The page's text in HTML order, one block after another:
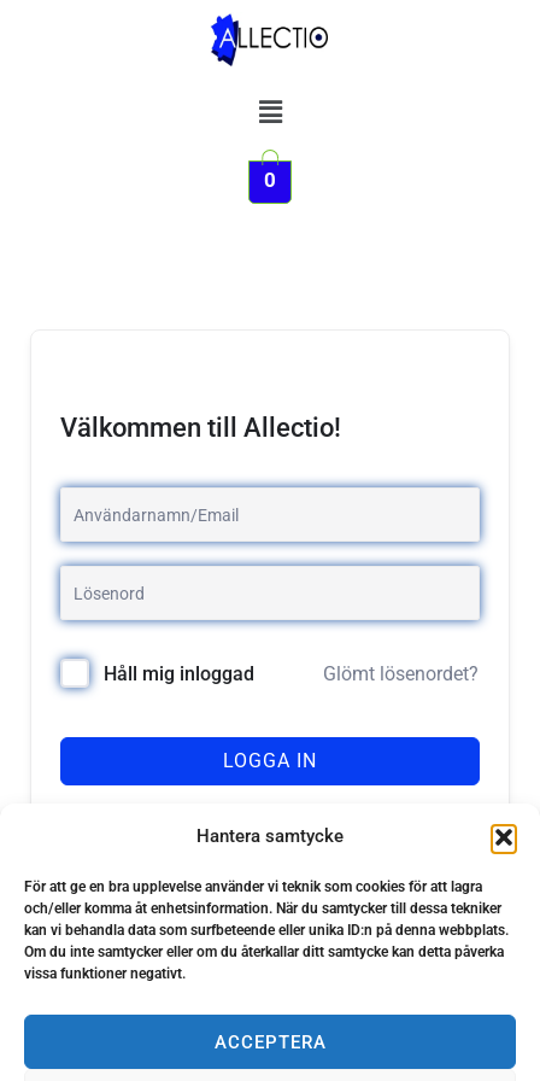
Hantera samtycke
För att ge en bra upplevelse använder vi teknik som cookies för att lagra
och/eller komma åt enhetsinformation. När du samtycker till dessa tekniker
kan vi behandla data som surfbeteende eller unika ID:n på denna webbplats.
Om du inte samtycker eller om du återkallar ditt samtycke kan detta påverka
vissa funktioner negativt.
ACCEPTERA
Meny
0
Välkommen till Allectio!
Håll mig inloggad Glömt lösenordet?
LOGGA IN
Har du inget konto? Registrera dig